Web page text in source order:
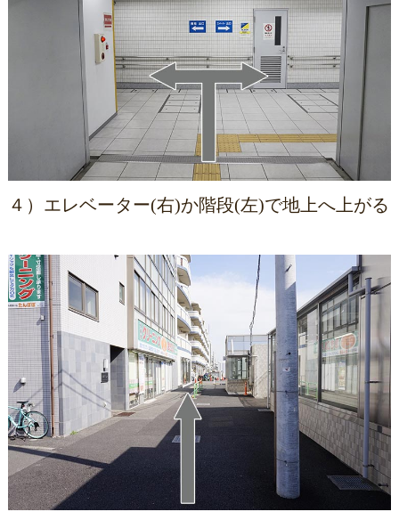
４）エレベーター(右)か階段(左)で地上へ上がる